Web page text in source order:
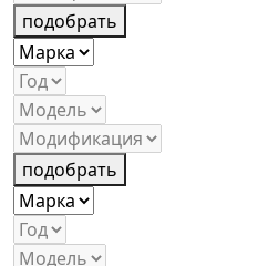
подобрать
подобрать